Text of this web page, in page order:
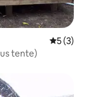
5 (3)
tente)